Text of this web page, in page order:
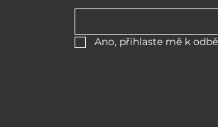
Ano, přihlaste mě k